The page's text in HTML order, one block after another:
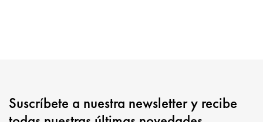
Suscríbete a nuestra newsletter y recibe